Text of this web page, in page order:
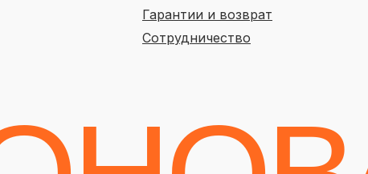
Гарантии и возврат
Сотрудничество